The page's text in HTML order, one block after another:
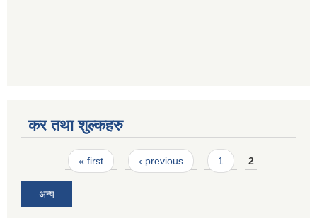
कर तथा शुल्कहरु
Pages« first ‹ previous 1 2
अन्य